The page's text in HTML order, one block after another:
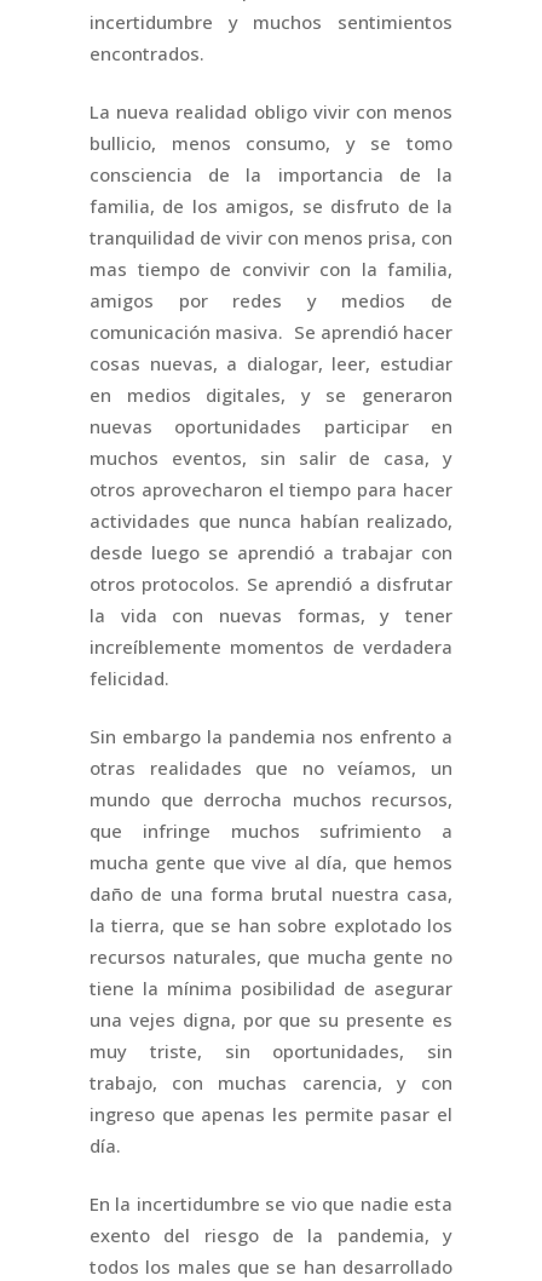
incertidumbre y muchos sentimientos
encontrados.
La nueva realidad obligo vivir con menos
bullicio, menos consumo, y se tomo
consciencia de la importancia de la
familia, de los amigos, se disfruto de la
tranquilidad de vivir con menos prisa, con
mas tiempo de convivir con la familia,
amigos por redes y medios de
comunicación masiva. Se aprendió hacer
cosas nuevas, a dialogar, leer, estudiar
en medios digitales, y se generaron
nuevas oportunidades participar en
muchos eventos, sin salir de casa, y
otros aprovecharon el tiempo para hacer
actividades que nunca habían realizado,
desde luego se aprendió a trabajar con
otros protocolos. Se aprendió a disfrutar
la vida con nuevas formas, y tener
increíblemente momentos de verdadera
felicidad.
Sin embargo la pandemia nos enfrento a
otras realidades que no veíamos, un
mundo que derrocha muchos recursos,
que infringe muchos sufrimiento a
mucha gente que vive al día, que hemos
daño de una forma brutal nuestra casa,
la tierra, que se han sobre explotado los
recursos naturales, que mucha gente no
tiene la mínima posibilidad de asegurar
una vejes digna, por que su presente es
muy triste, sin oportunidades, sin
trabajo, con muchas carencia, y con
ingreso que apenas les permite pasar el
día.
En la incertidumbre se vio que nadie esta
exento del riesgo de la pandemia, y
todos los males que se han desarrollado